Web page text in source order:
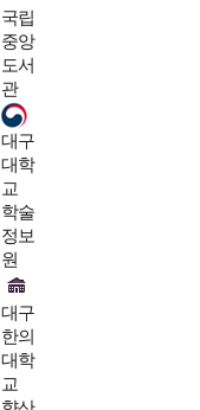
국립
중앙
도서
관
대구
대학
교
학술
정보
원
대구
한의
대학
교